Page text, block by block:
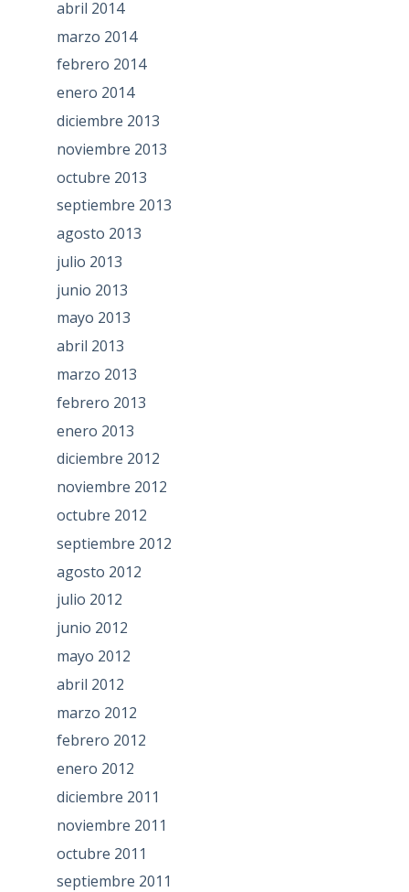
abril 2014
marzo 2014
febrero 2014
enero 2014
diciembre 2013
noviembre 2013
octubre 2013
septiembre 2013
agosto 2013
julio 2013
junio 2013
mayo 2013
abril 2013
marzo 2013
febrero 2013
enero 2013
diciembre 2012
noviembre 2012
octubre 2012
septiembre 2012
agosto 2012
julio 2012
junio 2012
mayo 2012
abril 2012
marzo 2012
febrero 2012
enero 2012
diciembre 2011
noviembre 2011
octubre 2011
septiembre 2011